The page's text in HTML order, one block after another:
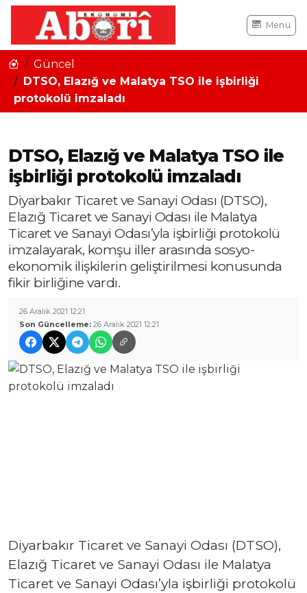
Menü
Güncel
DTSO, Elazığ ve Malatya TSO ile işbirliği
protokolü imzaladı
DTSO, Elazığ ve Malatya TSO ile
işbirliği protokolü imzaladı
Diyarbakır Ticaret ve Sanayi Odası (DTSO),
Elazığ Ticaret ve Sanayi Odası ile Malatya
Ticaret ve Sanayi Odası’yla işbirliği protokolü
imzalayarak, komşu iller arasında sosyo-
ekonomik ilişkilerin geliştirilmesi konusunda
fikir birliğine vardı.
26 Aralık 2021 12:21
Son Güncelleme: 26 Aralık 2021 12:21
Diyarbakır Ticaret ve Sanayi Odası (DTSO),
Elazığ Ticaret ve Sanayi Odası ile Malatya
Ticaret ve Sanayi Odası’yla işbirliği protokolü